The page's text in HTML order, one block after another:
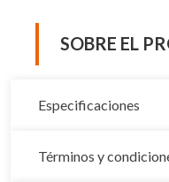
SOBRE EL
Especificaciones
Términos y